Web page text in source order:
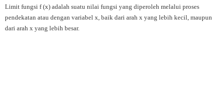
Limit fungsi f (x) adalah suatu nilai fungsi yang diperoleh melalui proses
pendekatan atau dengan variabel x, baik dari arah x yang lebih kecil, maupun
dari arah x yang lebih besar.